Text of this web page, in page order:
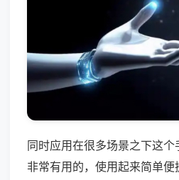
同时应用在很多场景之下这
非常有用的，使用起来简单